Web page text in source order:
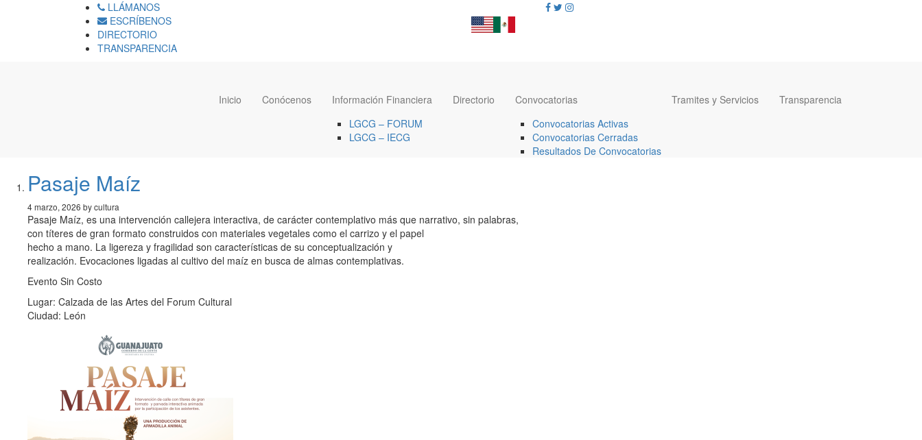
LLÁMANOS
ESCRÍBENOS
DIRECTORIO
TRANSPARENCIA
Inicio Conócenos
Información Financiera
LGCG – FORUM
LGCG – IECG
Directorio
Convocatorias
Convocatorias Activas
Convocatorias Cerradas
Resultados De Convocatorias
Tramites y Servicios Transparencia
Pasaje Maíz
4 marzo, 2026 by cultura
Pasaje Maíz, es una intervención callejera interactiva, de carácter contemplativo más que narrativo, sin palabras,
con títeres de gran formato construidos con materiales vegetales como el carrizo y el papel
hecho a mano. La ligereza y fragilidad son características de su conceptualización y
realización. Evocaciones ligadas al cultivo del maíz en busca de almas contemplativas.
Evento Sin Costo
Lugar: Calzada de las Artes del Forum Cultural
Ciudad: León